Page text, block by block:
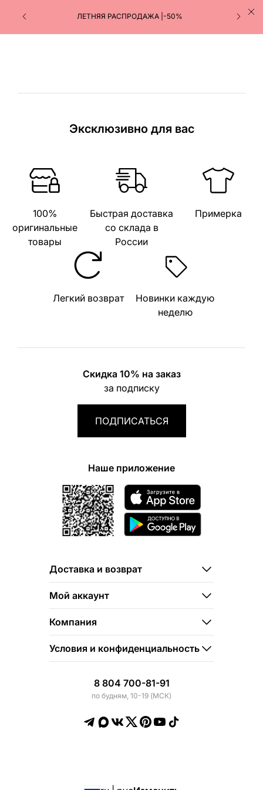
ЛЕТНЯЯ РАСПРОДАЖА |-50%
ПОЛУЧАЙТЕ ЗАКАЗЫ В ПУНКТАХ ВЫДАЧИ ЯНДЕКС
МАРКЕТА
Эксклюзивно для вас
100%
оригинальные
товары
Быстрая доставка
со склада в
России
Примерка
Легкий возврат
Новинки каждую
неделю
Скидка 10% на заказ
за подписку
ПОДПИСАТЬСЯ
Наше приложение
Доставка и возврат
Мой аккаунт
Компания
Условия и конфиденциальность
8 804 700-81-91
по будням, 10-19 (МСК)